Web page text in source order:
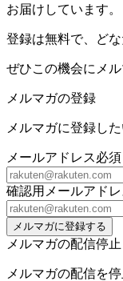
お届けしています。
登録は無料で、ど
ぜひこの機会にメ
メルマガの登録
メルマガに登録し
メールアドレス必須
確認用メールアドレ
メルマガに登録する
メルマガの配信停止
メルマガの配信を